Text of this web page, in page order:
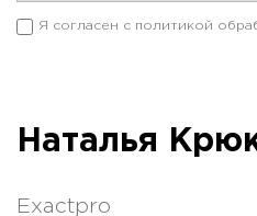
Наталья
Exactpro
Я согласен с политикой